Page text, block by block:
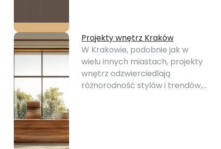
Projekty wnętrz Kraków
W Krakowie, podobnie jak w
wielu innych miastach, projekty
wnętrz odzwierciedlają
różnorodność stylów i trendów,…